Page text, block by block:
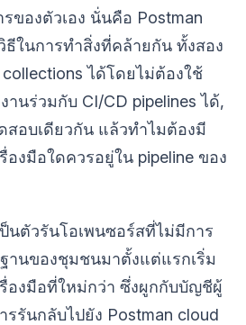
ของตัวเอง นั่นคือ Postman
ในการทำสิ่งที่คล้ายกัน ทั้งสอง
ได้โดยไม่ต้องใช้
านร่วมกับ CI/CD pipelines ได้,
อบเดียวกัน แล้วทำไมต้องมี
องมือใดควรอยู่ใน pipeline ของ
นตัวรันโอเพนซอร์สที่ไม่มีการ
านของชุมชนมาตั้งแต่แรกเริ่ม
รื่องมือที่ใหม่กว่า ซึ่งผูกกับบัญชีผู้
รรันกลับไปยัง Postman cloud